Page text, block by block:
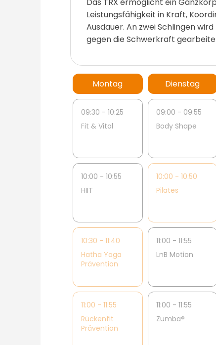
Leistungsfähigkeit in Kraft,
Ausdauer. An zwei Schlingen
gegen die Schwerkraft
Montag
09:30 - 10:25
Fit & Vital
10:00 - 10:55
HIIT
10:30 - 11:40
Hatha Yoga
Prävention
11:00 - 11:55
Rückenfit
Prävention
Dienstag
09:00 - 09:55
Body Shape
10:00 - 10:50
Pilates
11:00 - 11:55
LnB Motion
11:00 - 11:55
Zumba®